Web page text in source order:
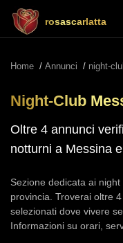
rosascarlatta
Home / Annunci / night-
Night-Club
Oltre 4 annunci
notturni a Messina
Sezione dedicata ai
provincia. Troverai oltre
selezionati dove vivere
Informazioni su orari,